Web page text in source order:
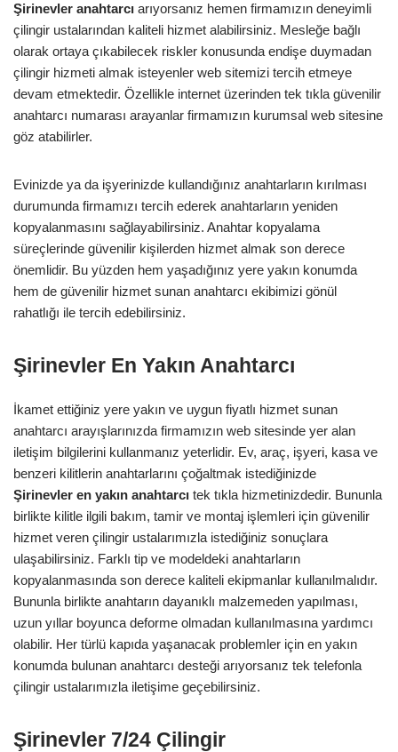
Şirinevler anahtarcı arıyorsanız hemen firmamızın deneyimli
çilingir ustalarından kaliteli hizmet alabilirsiniz. Mesleğe bağlı
olarak ortaya çıkabilecek riskler konusunda endişe duymadan
çilingir hizmeti almak isteyenler web sitemizi tercih etmeye
devam etmektedir. Özellikle internet üzerinden tek tıkla güvenilir
anahtarcı numarası arayanlar firmamızın kurumsal web sitesine
göz atabilirler.
Evinizde ya da işyerinizde kullandığınız anahtarların kırılması
durumunda firmamızı tercih ederek anahtarların yeniden
kopyalanmasını sağlayabilirsiniz. Anahtar kopyalama
süreçlerinde güvenilir kişilerden hizmet almak son derece
önemlidir. Bu yüzden hem yaşadığınız yere yakın konumda
hem de güvenilir hizmet sunan anahtarcı ekibimizi gönül
rahatlığı ile tercih edebilirsiniz.
Şirinevler En Yakın Anahtarcı
İkamet ettiğiniz yere yakın ve uygun fiyatlı hizmet sunan
anahtarcı arayışlarınızda firmamızın web sitesinde yer alan
iletişim bilgilerini kullanmanız yeterlidir. Ev, araç, işyeri, kasa ve
benzeri kilitlerin anahtarlarını çoğaltmak istediğinizde
Şirinevler en yakın anahtarcı tek tıkla hizmetinizdedir. Bununla
birlikte kilitle ilgili bakım, tamir ve montaj işlemleri için güvenilir
hizmet veren çilingir ustalarımızla istediğiniz sonuçlara
ulaşabilirsiniz. Farklı tip ve modeldeki anahtarların
kopyalanmasında son derece kaliteli ekipmanlar kullanılmalıdır.
Bununla birlikte anahtarın dayanıklı malzemeden yapılması,
uzun yıllar boyunca deforme olmadan kullanılmasına yardımcı
olabilir. Her türlü kapıda yaşanacak problemler için en yakın
konumda bulunan anahtarcı desteği arıyorsanız tek telefonla
çilingir ustalarımızla iletişime geçebilirsiniz.
Şirinevler 7/24 Çilingir